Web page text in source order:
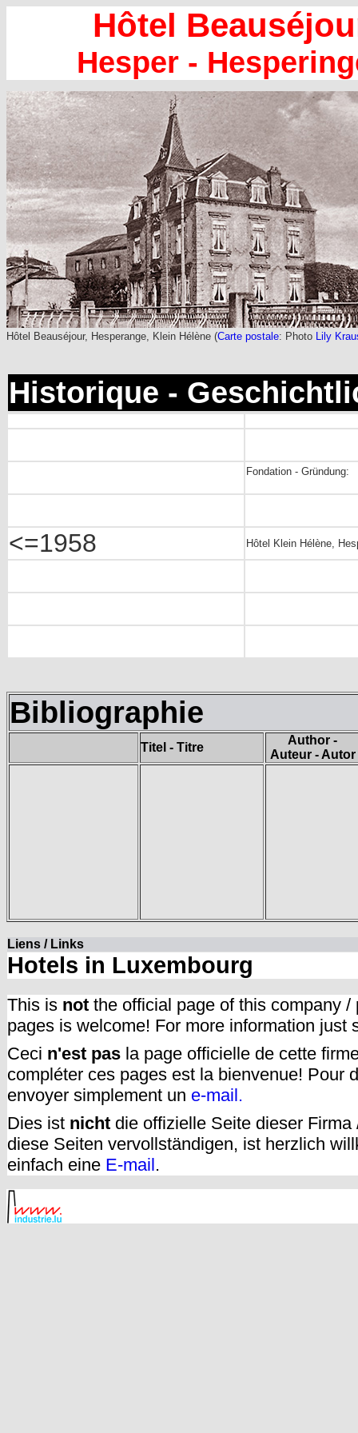
Hôtel
Hesper -
Hôtel Beauséjour, Hesperange, Klein Hélène (Carte postale: Photo Lily
Historique -
Fondation - Gründung:
<=1958 Hôtel Klein Hélène,
Bibliographie
Titel - Titre
Author -
Auteur - Autor
Liens / Links
Hotels in Luxembourg
This is not the official page of this company
pages is welcome! For more information just
Ceci n'est pas la page officielle de cette
compléter ces pages est la bienvenue! Pour
envoyer simplement un e-mail.
Dies ist nicht die offizielle Seite dieser
diese Seiten vervollständigen, ist herzlich
einfach eine E-mail .